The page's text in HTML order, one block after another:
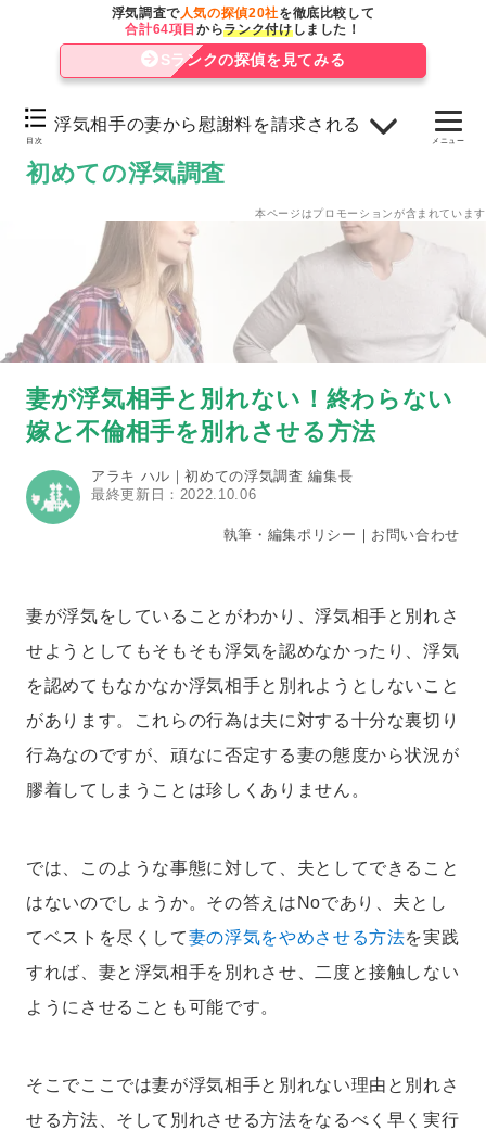
初めての浮気調査
メニュー
本ページはプロモーションが含まれています
妻が浮気相手と別れない！終わらない
嫁と不倫相手を別れさせる方法
アラキ ハル｜初めての浮気調査 編集長
最終更新日：2022.10.06
執筆・編集ポリシー ｜ お問い合わせ
妻が浮気をしていることがわかり、浮気相手と別れさ
せようとしてもそもそも浮気を認めなかったり、浮気
を認めてもなかなか浮気相手と別れようとしないこと
があります。これらの行為は夫に対する十分な裏切り
行為なのですが、頑なに否定する妻の態度から状況が
膠着してしまうことは珍しくありません。
では、このような事態に対して、夫としてできること
はないのでしょうか。その答えはNoであり、夫とし
てベストを尽くして妻の浮気をやめさせる方法を実践
すれば、妻と浮気相手を別れさせ、二度と接触しない
ようにさせることも可能です。
そこでここでは妻が浮気相手と別れない理由と別れさ
せる方法、そして別れさせる方法をなるべく早く実行
目次
浮気相手の妻から慰謝料を請求される
今すぐ妻と浮気相手を別れさせたほうが良い理由
妻から離婚を切り出される
妻から浮気相手の性病をうつされる
浮気相手の妻から慰謝料を請求される
妻と浮気相手を別れさせる方法を実行するか悩んでいる
浮気調査で人気の探偵20社を徹底比較して
合計64項目からランク付けしました！
Sランクの探偵を見てみる